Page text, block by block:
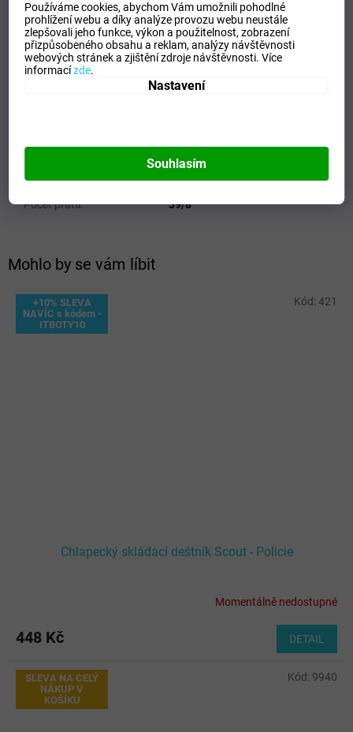
Používáme cookies, abychom Vám umožnili pohodlné
prohlížení webu a díky analýze provozu webu neustále
zlepšovali jeho funkce, výkon a použitelnost,zobrazení
přizpůsobeného obsahu a reklam, analýzy návštěvnosti
webových stránek a zjištění zdroje návštěvnosti.Více
informacízde.
Nastavení
Souhlasím
Mohlo by se vám líbit
+10% SLEVA
NAVÍC s kódem -
ITBOTY10
Chlapecký skládací deštník Scout - Policie
Momentálně nedostupné
448 Kč DETAIL
Kód: 421
SLEVA NA CELÝ
NÁKUP V
KOŠÍKU
Kód: 9940
Kategorie:
Skládací a Holové deštníky
EAN:
Zvolte variantu
Materiál konstrukce:
Sklolaminát
Pohlaví:
Holový
Systém:
Mechanický
186 g
Počet prutů: 39/8